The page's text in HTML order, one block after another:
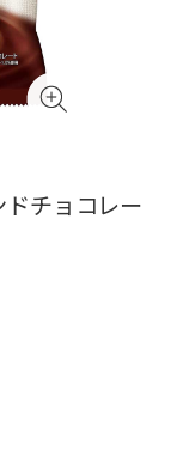
チョコレー